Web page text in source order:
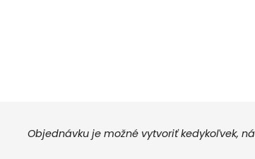
Objednávku je možné vytvoriť kedykoľvek,